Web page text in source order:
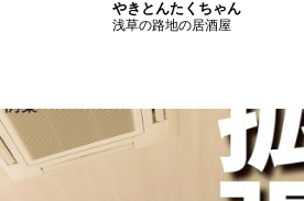
やきとんたくちゃん
浅草の路地の居酒屋